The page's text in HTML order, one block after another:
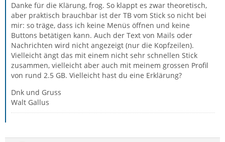
Danke für die Klärung, frog. So klappt es zwar theoretisch,
aber praktisch brauchbar ist der TB vom Stick so nicht bei
mir: so träge, dass ich keine Menüs öffnen und keine
Buttons betätigen kann. Auch der Text von Mails oder
Nachrichten wird nicht angezeigt (nur die Kopfzeilen).
Vielleicht ängt das mit einem nicht sehr schnellen Stick
zusammen, vielleicht aber auch mit meinem grossen Profil
von rund 2.5 GB. Vielleicht hast du eine Erklärung?
Dnk und Gruss
Walt Gallus